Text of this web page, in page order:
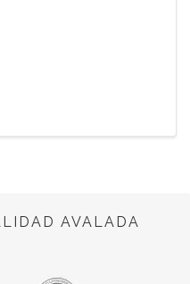
AVALADA